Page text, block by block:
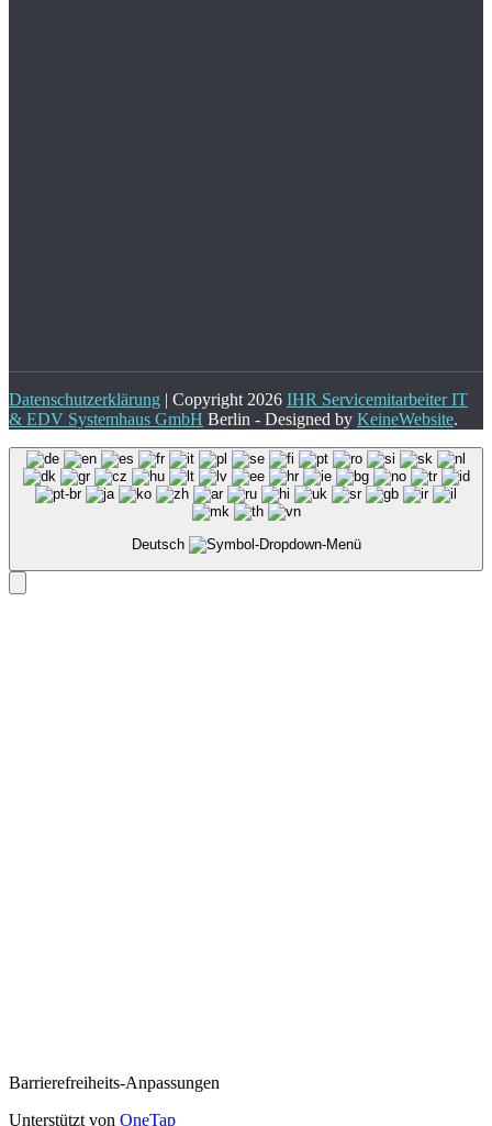
Datenschutzerklärung | Copyright 2026 IHR Servicemitarbeiter IT
& EDV Systemhaus GmbH Berlin - Designed by KeineWebsite.
Deutsch
Barrierefreiheits-Anpassungen
Unterstützt von OneTap